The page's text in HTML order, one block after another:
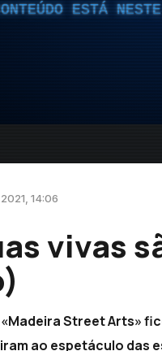
ESTÁ
14:06
vivas
Street Arts»
ao espetáculo das